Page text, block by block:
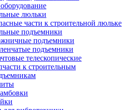
люльки
части к строительной люльке
подъемники
подъемники
подъемники
телескопические
к строительным